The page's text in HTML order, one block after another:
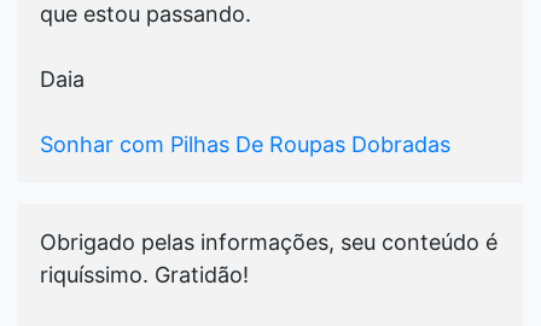
que estou passando.
Daia
Sonhar com Pilhas De Roupas Dobradas
Obrigado pelas informações, seu conteúdo é
riquíssimo. Gratidão!